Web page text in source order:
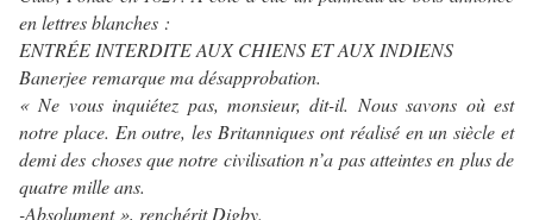
en lettres blanches :
ENTRÉE INTERDITE AUX CHIENS ET AUX INDIENS
Banerjee remarque ma désapprobation.
« Ne vous inquiétez pas, monsieur, dit-il. Nous savons où est
notre place. En outre, les Britanniques ont réalisé en un siècle et
demi des choses que notre civilisation n’a pas atteintes en plus de
quatre mille ans.
-Absolument », renchérit Digby.